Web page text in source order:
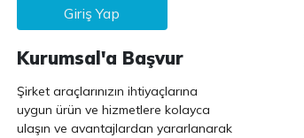
Giriş Yap
Kurumsal'a Başvur
Şirket araçlarınızın ihtiyaçlarına
uygun ürün ve hizmetlere kolayca
ulaşın ve avantajlardan yararlanarak